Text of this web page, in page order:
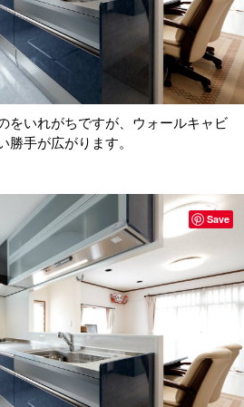
をいれがちですが、ウォールキャビ
勝手が広がります。
Save